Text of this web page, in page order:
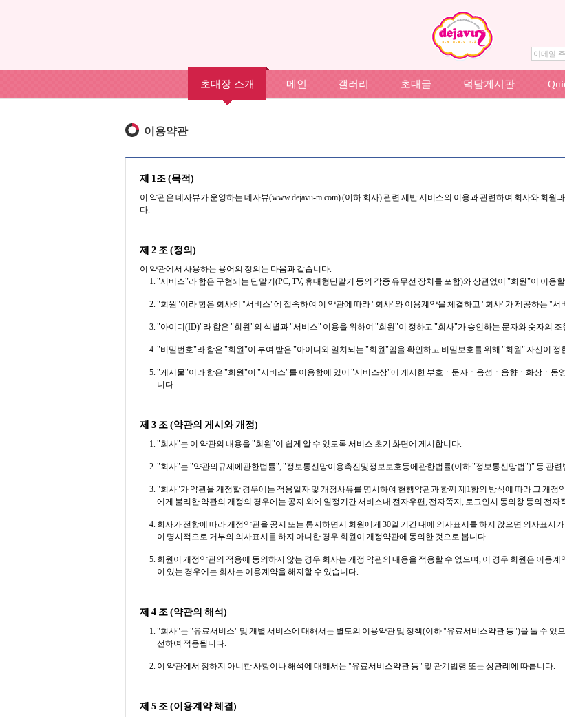
이메일
초대장 소개 메인 갤러리 초대글 덕담게시판
이용약관
제 1조 (목적)
이 약관은 데자뷰가 운영하는 데자뷰(www.dejavu-m.com) (이하 회사) 관련 제반 서비스의 이용과 관련하여 회사와 회원
다.
제 2 조 (정의)
이 약관에서 사용하는 용어의 정의는 다음과 같습니다.
"서비스"라 함은 구현되는 단말기(PC, TV, 휴대형단말기 등의 각종 유무선 장치를 포함)와 상관없이 "회원"이 이용
"회원"이라 함은 회사의 "서비스"에 접속하여 이 약관에 따라 "회사"와 이용계약을 체결하고 "회사"가 제공하는 "서
"아이디(ID)"라 함은 "회원"의 식별과 "서비스" 이용을 위하여 "회원"이 정하고 "회사"가 승인하는 문자와 숫자의 조
"비밀번호"라 함은 "회원"이 부여 받은 "아이디와 일치되는 "회원"임을 확인하고 비밀보호를 위해 "회원" 자신이 정
"게시물"이라 함은 "회원"이 "서비스"를 이용함에 있어 "서비스상"에 게시한 부호ㆍ문자ㆍ음성ㆍ음향ㆍ화상ㆍ동
니다.
제 3 조 (약관의 게시와 개정)
"회사"는 이 약관의 내용을 "회원"이 쉽게 알 수 있도록 서비스 초기 화면에 게시합니다.
"회사"는 "약관의규제에관한법률", "정보통신망이용촉진및정보보호등에관한법률(이하 "정보통신망법")" 등 관련
"회사"가 약관을 개정할 경우에는 적용일자 및 개정사유를 명시하여 현행약관과 함께 제1항의 방식에 따라 그 개
에게 불리한 약관의 개정의 경우에는 공지 외에 일정기간 서비스내 전자우편, 전자쪽지, 로그인시 동의창 등의 전자
회사가 전항에 따라 개정약관을 공지 또는 통지하면서 회원에게 30일 기간 내에 의사표시를 하지 않으면 의사표시
이 명시적으로 거부의 의사표시를 하지 아니한 경우 회원이 개정약관에 동의한 것으로 봅니다.
회원이 개정약관의 적용에 동의하지 않는 경우 회사는 개정 약관의 내용을 적용할 수 없으며, 이 경우 회원은 이용
이 있는 경우에는 회사는 이용계약을 해지할 수 있습니다.
제 4 조 (약관의 해석)
"회사"는 "유료서비스" 및 개별 서비스에 대해서는 별도의 이용약관 및 정책(이하 "유료서비스약관 등")을 둘 수 있
선하여 적용됩니다.
이 약관에서 정하지 아니한 사항이나 해석에 대해서는 "유료서비스약관 등" 및 관계법령 또는 상관례에 따릅니다.
제 5 조 (이용계약 체결)